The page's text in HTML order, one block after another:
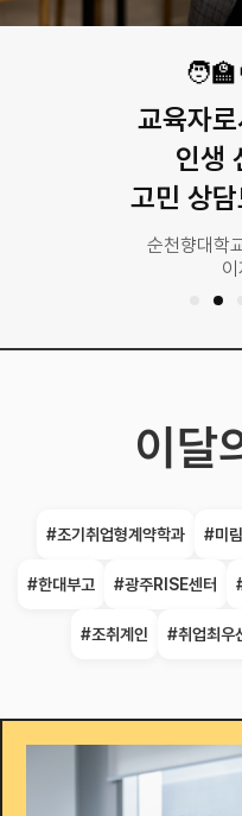
성실함
K-방
경일대학교 방
이달
#조기취업형계약학과 #미
#한대부고 #광주RISE센터
#조취계인 #취업최우